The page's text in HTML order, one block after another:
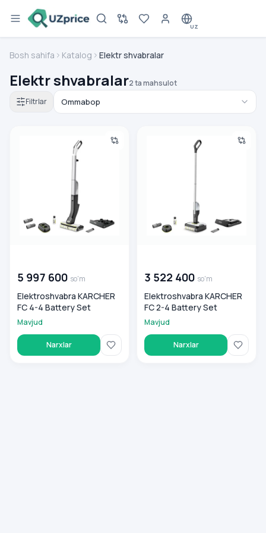
UZ
Bosh sahifa Katalog Elektr shvabralar
Elektr shvabralar2 ta mahsulot
Filtrlar
5 997 600 so'm
Elektroshvabra KARCHER
FC 4-4 Battery Set
Mavjud
Narxlar
3 522 400 so'm
Elektroshvabra KARCHER
FC 2-4 Battery Set
Mavjud
Narxlar